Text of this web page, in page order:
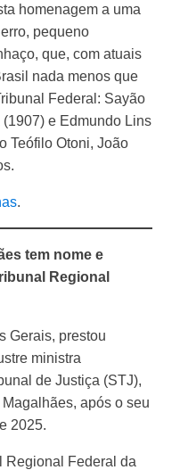
homenagem a uma
pequeno
que, com atuais
nada menos que
Federal: Sayão
e Edmundo Lins
Teófilo Otoni, João
.
tem nome e
Regional
Gerais, prestou
ministra
de Justiça (STJ),
após o seu
2025.
Regional Federal da